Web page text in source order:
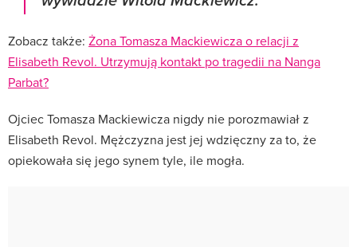
Zobacz także: Żona Tomasza Mackiewicza o relacji z
Elisabeth Revol. Utrzymują kontakt po tragedii na Nanga
Parbat?
Ojciec Tomasza Mackiewicza nigdy nie porozmawiał z
Elisabeth Revol. Mężczyzna jest jej wdzięczny za to, że
opiekowała się jego synem tyle, ile mogła.